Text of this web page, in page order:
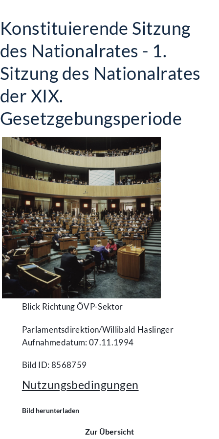
Konstituierende Sitzung
des Nationalrates - 1.
Sitzung des Nationalrates
der XIX.
Gesetzgebungsperiode
Blick Richtung ÖVP-Sektor
Parlamentsdirektion/​Willibald Haslinger
Aufnahmedatum: 07.11.1994
Bild ID: 8568759
Nutzungsbedingungen
Bild herunterladen
Zur Übersicht